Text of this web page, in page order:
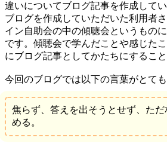
違いについてブログ記事を作成してい
ブログを作成していただいた利用者
イン自助会の中の傾聴会というもの
です。傾聴会で学んだことや感じた
にブログ記事としてかたちにするこ
今回のブログでは以下の言葉がとて
焦らず、答えを出そうとせず、た
める。